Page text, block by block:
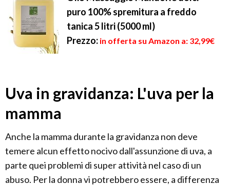
puro 100% spremitura a freddo
tanica 5 litri (5000 ml)
Prezzo: in offerta su Amazon a: 32,99€
Uva in gravidanza: L'uva per la
mamma
Anche la mamma durante la gravidanza non deve
temere alcun effetto nocivo dall'assunzione di uva, a
parte quei problemi di super attività nel caso di un
abuso. Per la donna vi potrebbero essere, a differenza